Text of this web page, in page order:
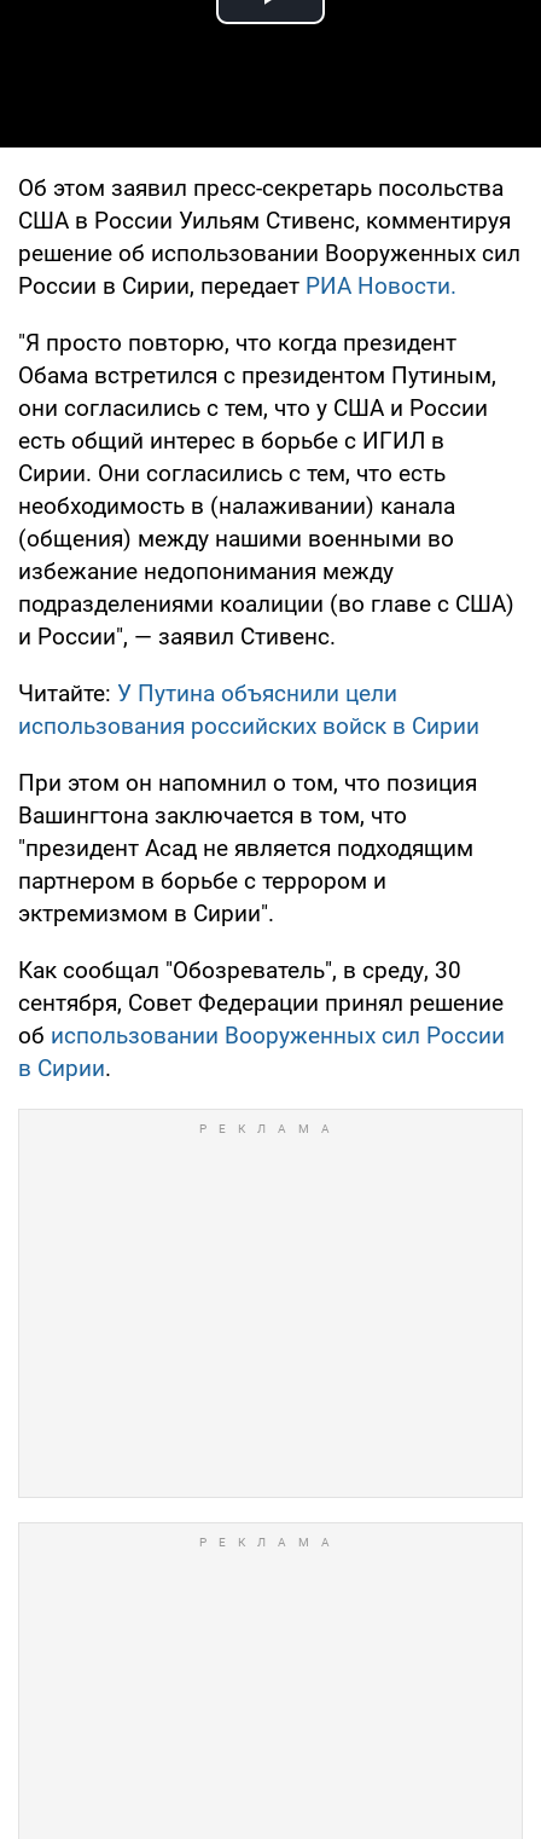
Play Video
Об этом заявил пресс-секретарь посольства
США в России Уильям Стивенс, комментируя
решение об использовании Вооруженных сил
России в Сирии, передает РИА Новости.
"Я просто повторю, что когда президент
Обама встретился с президентом Путиным,
они согласились с тем, что у США и России
есть общий интерес в борьбе с ИГИЛ в
Сирии. Они согласились с тем, что есть
необходимость в (налаживании) канала
(общения) между нашими военными во
избежание недопонимания между
подразделениями коалиции (во главе с США)
и России", — заявил Стивенс.
Читайте: У Путина объяснили цели
использования российских войск в Сирии
При этом он напомнил о том, что позиция
Вашингтона заключается в том, что
"президент Асад не является подходящим
партнером в борьбе с террором и
эктремизмом в Сирии".
Как сообщал "Обозреватель", в среду, 30
сентября, Совет Федерации принял решение
об использовании Вооруженных сил России
в Сирии.